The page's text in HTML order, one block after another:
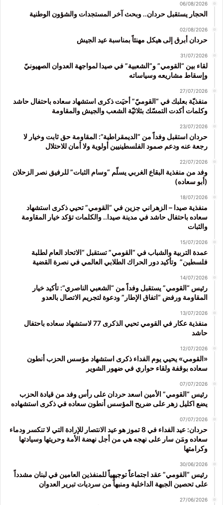
06/08/2026
الحجار يستقبل حردان.. وبحث آخر المستجدات والشؤون الوطنية
02/08/2026
حردان أبرق إلى هيكل مهنئاً بمناسبة عيد الجيش
31/07/2026
لقاء بين “القومي” و”الشعبية” في صيدا لمواجهة العدوان الصهيونيّ
وإسقاط مشاريعه وسياساته
27/07/2026
منفذيّة بعلبك في “القوميّ” أحيَت ذكرى استشهاد سعاده باحتفال حاشد
وكلمات أكدت التمسّك بثلاثيّة الشعب والجيش والمقاومة
23/07/2026
حردان استقبل وفداً من “الديمقراطية”: المقاومة حق ثابت وخيار لا
رجعة عنه ودعم صمود الفلسطينيين أولوية ولا أمان للاحتلال
22/07/2026
وفد من منفذية البقاع الغربي يسلّم “وسام الثبات” للرفيق نصر الزحلان
(أبو سعاده)
18/07/2026
منفذية صيدا – الزهراني جزين في “القومي” تحيي ذكرى استشهاد
سعاده باحتفال حاشد في مدينة صيدا.. والكلمات تؤكد خيار المقاومة
والثبات
15/07/2026
عمدة التربية والشباب في “القومي” تستقبل “الاتحاد العام لطلبة
فلسطين” وتأكيد دور الحراك الطلابي العالمي في نصرة القضية
14/07/2026
رئيس “القومي” يستقبل وفداً من “الشعبي الناصري”: تأكيد خيار
المقاومة ورفض “اتفاق الإطار” ودعوة لتجريم الاتصال بالعدو
13/07/2026
منفذية عكار في القومي تحيي الذكرى 77 لاستشهاد سعاده باحتفال
حاشد
12/07/2026
«القومي» يحيي يوم الفداء ذكرى استشهاد مؤسس الحزب أنطون
سعاده بوقفة ولقاء حواري في ضهور الشوير
07/07/2026
رئيس “القومي” الأمين اسعد حردان على رأس وفد من قيادة الحزب
يضع اكليل زهر على ضريح المؤسس أنطون سعاده في ذكرى استشهاده
07/07/2026
حردان: عيد الفداء في 8 تموز هو عيد الانتصار للإرادة التي لا تنكسر ودماء
سعاده ومَن سار على نهجه هي من أجل نهضة الأمة وحريتها وسيادتها
وكرامتها
30/06/2026
رئيس “القومي” عقد اجتماعاً توجيهياً للمنفذين العامين في لبنان مشدداً
على تحصين الجبهة الداخلية ومنبهاً من سرديات تبرير العدوان
27/06/2026